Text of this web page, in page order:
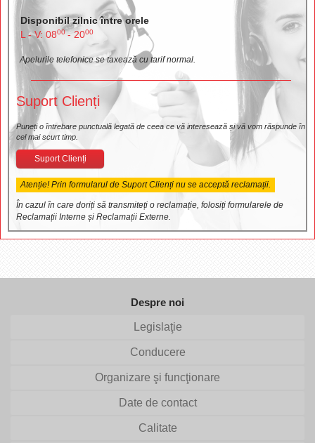
Disponibil zilnic între orele
L - V: 0800- 2000
Apelurile telefonice se taxează cu tarif normal.
Suport Clienți
Puneți o întrebare punctuală legată de ceea ce vă interesează și vă vom răspunde în
cel mai scurt timp.
Suport Clienți
Atenție! Prin formularul de Suport Clienți nu se acceptă reclamații.
În cazul în care doriți să transmiteți o reclamație, folosiți formularele de
Reclamații Interne și Reclamații Externe.
Despre noi
Legislaţie
Conducere
Organizare şi funcţionare
Date de contact
Calitate